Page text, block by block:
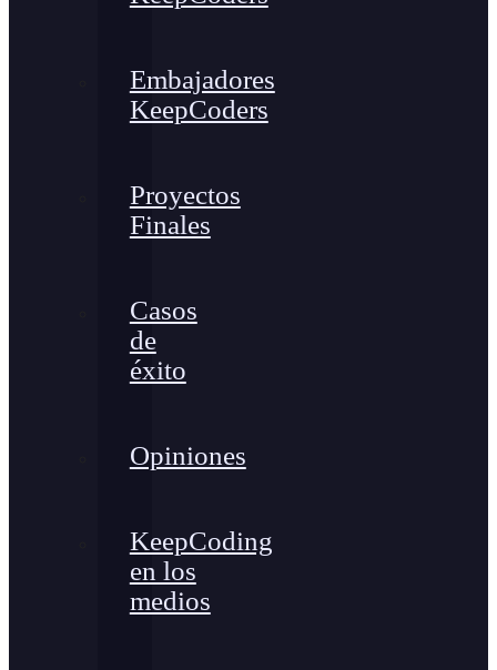
Embajadores
KeepCoders
Proyectos
Finales
Casos
de
éxito
Opiniones
KeepCoding
en los
medios